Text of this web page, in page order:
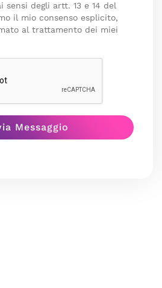
sensi degli artt. 13 e 14 del
il mio consenso esplicito,
al trattamento dei miei